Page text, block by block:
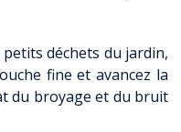
déchets du jardin,
fine et avancez la
du broyage et du bruit